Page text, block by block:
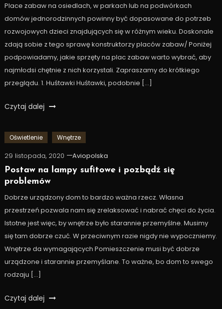
Place zabaw na osiedlach, w parkach lub na podwórkach
domów jednorodzinnych powinny być dopasowane do potrzeb
rozwojowych dzieci znajdujących się w różnym wieku. Doskonale
zdają sobie z tego sprawę konstruktorzy placów zabaw/ Poniżej
podpowiadamy, jakie sprzęty na plac zabaw warto wybrać, aby
najmłodsi chętnie z nich korzystali. Zapraszamy do krótkiego
przeglądu. 1. Huśtawki Huśtawki, podobnie […]
Czytaj dalej
Oświetlenie Wnętrze
29 listopada, 2020
Aviopolska
Postaw na lampy sufitowe i pozbądź się
problemów
Dobrze urządzony dom to bardzo ważna rzecz. Własna
przestrzeń pozwala nam się zrelaksować i nabrać chęci do życia.
Istotne jest więc, by wnętrze było starannie przemyślne. Musimy
się tam dobrze czuć. W przeciwnym razie nigdy nie wypoczniemy.
Wnętrze da wymagających Pomieszczenie musi być dobrze
urządzone i starannie przemyślane. To ważne, bo dom to swego
rodzaju […]
Czytaj dalej